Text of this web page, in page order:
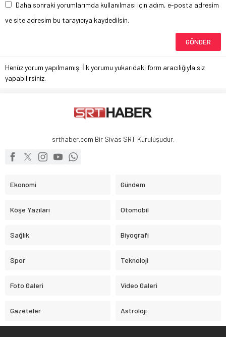
Daha sonraki yorumlarımda kullanılması için adım, e-posta adresim
ve site adresim bu tarayıcıya kaydedilsin.
Henüz yorum yapılmamış. İlk yorumu yukarıdaki form aracılığıyla siz
yapabilirsiniz.
srthaber.com Bir Sivas SRT Kuruluşudur.
Ekonomi Gündem
Köşe Yazıları Otomobil
Sağlık Biyografi
Spor Teknoloji
Foto Galeri Video Galeri
Gazeteler Astroloji